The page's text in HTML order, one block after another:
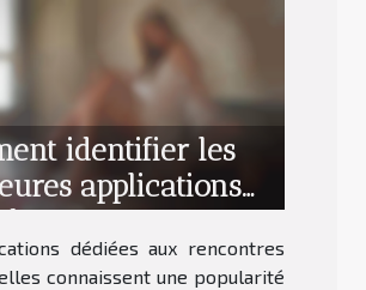
identifier les
applications
rencontres
?
dédiées aux rencontres
connaissent une popularité